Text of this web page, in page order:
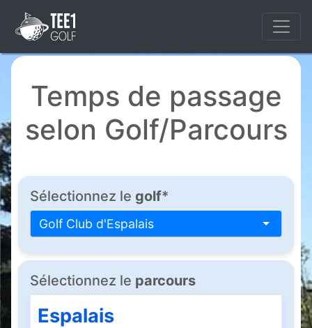
Temps de passage
selon Golf/Parcours
Sélectionnez le golf*
Golf Club d'Espalais
Sélectionnez le parcours
Espalais